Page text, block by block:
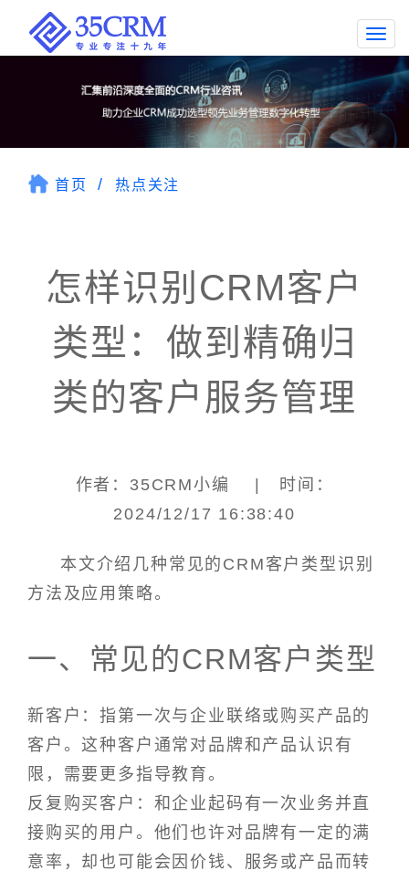
首页 热点关注
怎样识别CRM客户
类型：做到精确归
类的客户服务管理
作者：35CRM小编 | 时间：
2024/12/17 16:38:40
本文介绍几种常见的CRM客户类型识别
方法及应用策略。
一、常见的CRM客户类型
新客户：指第一次与企业联络或购买产品的
客户。这种客户通常对品牌和产品认识有
限，需要更多指导教育。
反复购买客户：和企业起码有一次业务并直
接购买的用户。他们也许对品牌有一定的满
意率，却也可能会因价钱、服务或产品而转